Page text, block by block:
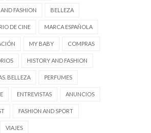
FASHION BELLEZA
DE CINE MARCA ESPAÑOLA
MY BABY COMPRAS
HISTORY AND FASHION
BELLEZA PERFUMES
ENTREVISTAS ANUNCIOS
FASHION AND SPORT
VIAJES